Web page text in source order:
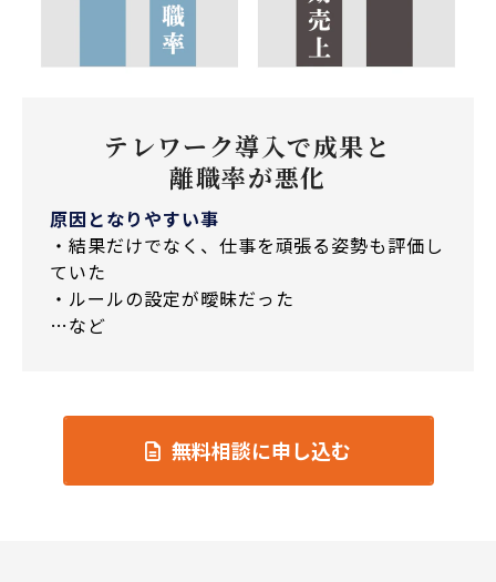
テレワーク導入で成果と
離職率が悪化
原因となりやすい事
・結果だけでなく、仕事を頑張る姿勢も評価し
ていた
・ルールの設定が曖昧だった
…など
無料相談に申し込む